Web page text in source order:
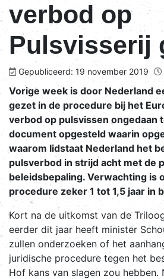
verbod op
Pulsvisserij
Gepubliceerd: 19 november 2019
Vorige week is door Nederland
gezet in de procedure bij het
verbod op pulsvissen ongedaan
document opgesteld waarin
waarom lidstaat Nederland het
pulsverbod in strijd acht met de
beleidsbepaling. Verwachting is
procedure zeker 1 tot 1,5 jaar in
Kort na de uitkomst van de
eerder dit jaar heeft minister
zullen onderzoeken of het
juridische procedure tegen het
Hof kans van slagen zou hebben.